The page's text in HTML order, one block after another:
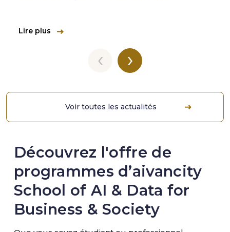
Lire plus
‹ ›
Voir toutes les actualités
Découvrez l'offre de
programmes d’aivancity
School of AI & Data for
Business & Society